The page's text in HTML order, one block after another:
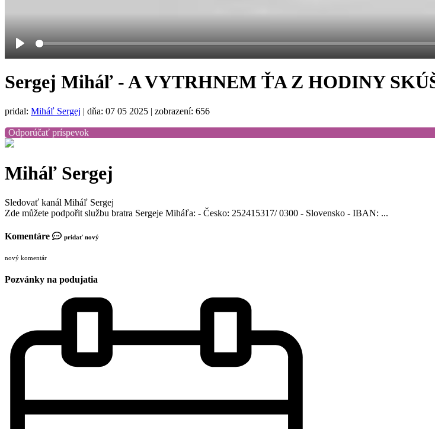
Play
Sergej Miháľ - A VYTRHNEM ŤA Z HODINY
pridal: Miháľ Sergej | dňa: 07 05 2025 | zobrazení: 656
Odporúčať príspevok
Miháľ Sergej
Sledovať kanál Miháľ Sergej
Zde můžete podpořit službu bratra Sergeje Miháľa: - Česko: 252415317/ 0300 - Slovensko - IBAN: ...
Komentáre pridať nový
nový komentár
Pozvánky na podujatia